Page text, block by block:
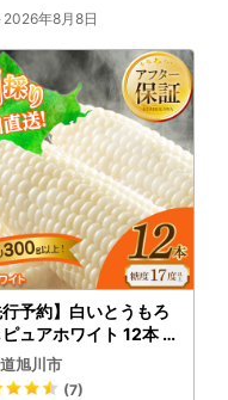
年8月8日
行予約】白いとうもろ
ュアホワイト 12本 3.
2026年8月下旬から
始） とうもろこし
旭川市
(7)